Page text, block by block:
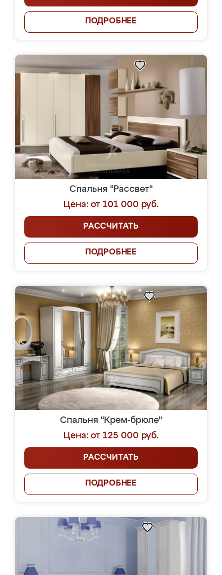
ПОДРОБНЕЕ
Спальня "Рассвет"
Цена: от 101 000 руб.
РАССЧИТАТЬ
ПОДРОБНЕЕ
Спальня "Крем-брюле"
Цена: от 125 000 руб.
РАССЧИТАТЬ
ПОДРОБНЕЕ